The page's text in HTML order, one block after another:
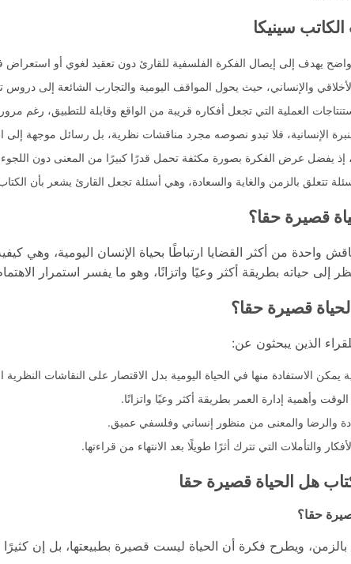
سينيكا
يهدف إلى إيصال الفكرة الفلسفية للقارئ دون تعقيد لغوي أو
والإنساني، حيث يحول المواقف اليومية والتجارب الشائعة إلى
العملية التي تجعل أفكاره قريبة من الواقع وقابلة للتطبيق، رغم
الإنسانية، فلا تبدو نصوصه مجرد مناقشات نظرية، بل رسائل موجهة
إذ يفضل عرض الفكرة بصورة مكثفة تحمل قدرًا كبيرًا من المعنى دون اللجوء
تتعلق بالزمن والغاية والسعادة، وهي أسئلة تجعل القارئ يشعر بأن
قصيرة حقا؟
واحدة من أكثر القضايا ارتباطًا بحياة الإنسان اليومية، وهي
إلى حياته بطريقة أكثر وعيًا واتزانًا، وهو ما يفسر استمرار
قصيرة حقا؟
الذين يبحثون عن:
الاستفادة منها في الحياة اليومية بدل الاقتصار على النقاشات النظرية
وأهمية إدارة العمر بطريقة أكثر وعيًا واتزانًا.
والرضا والمعنى من منظور إنساني وفلسفي عميق.
والتأملات التي تترك أثرًا طويلًا بعد الانتهاء من قراءتها.
هل الحياة قصيرة حقا
حقا؟
بالزمن، ويطرح فكرة أن الحياة ليست قصيرة بطبيعتها، بل إن